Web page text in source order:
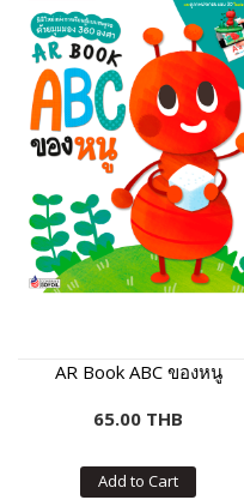
AR Book ABC ของหนู
65.00 THB
Add to Cart